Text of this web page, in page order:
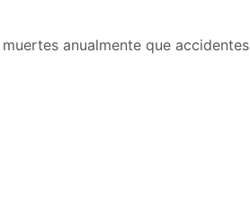
anualmente que accidentes